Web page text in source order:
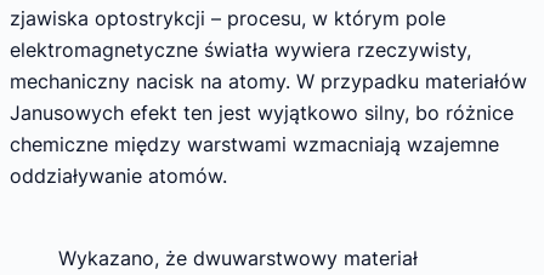
zjawiska optostrykcji – procesu, w którym pole
elektromagnetyczne światła wywiera rzeczywisty,
mechaniczny nacisk na atomy. W przypadku materiałów
Janusowych efekt ten jest wyjątkowo silny, bo różnice
chemiczne między warstwami wzmacniają wzajemne
oddziaływanie atomów.
Wykazano, że dwuwarstwowy materiał